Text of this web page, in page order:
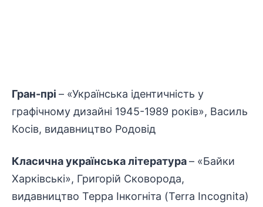
Гран-прі – «Українська ідентичність у
графічному дизайні 1945-1989 років», Василь
Косів, видавництво Родовід
Класична українська література– «Байки
Харківські», Григорій Сковорода,
видавництво Терра Інкогніта (Terra Incognita)